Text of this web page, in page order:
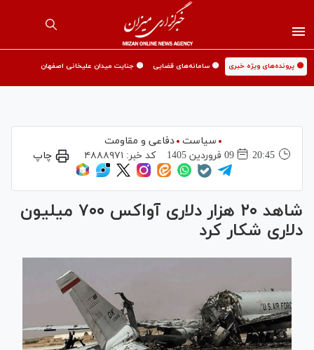
🟡 پرونده‌های ویژه خبری 🟡 سامانه‌های قضایی 🟡 جنایت میدان علیخانی اصفهان
سیاست
دفاعی و مقاومت
20:45
09 فروردين 1405 کد خبر: ۴۸۸۸۹۷۱ چاپ
شاهد ۲۰ هزار دلاری آواکس ۷۰۰ میلیون
دلاری شکار کرد